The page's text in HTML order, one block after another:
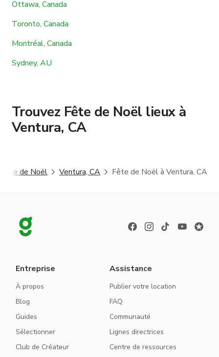
Ottawa, Canada
Toronto, Canada
Montréal, Canada
Sydney, AU
Trouvez Fête de Noël lieux à
Ventura, CA
Fête de Noël Ventura, CA Fête de Noël à Ventura, CA
Entreprise
À propos
Blog
Guides
Sélectionner
Club de Créateur
Assistance
Publier votre location
FAQ
Communauté
Lignes directrices
Centre de ressources